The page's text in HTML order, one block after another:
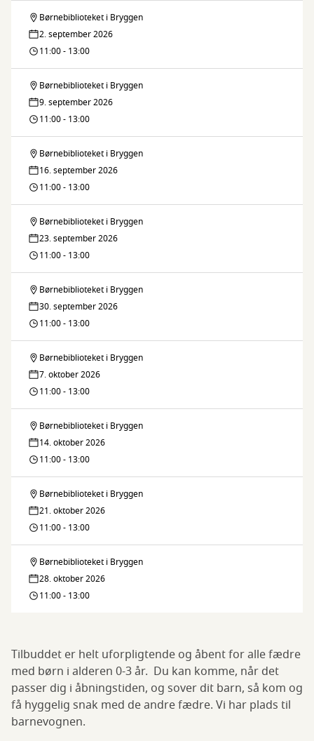
Fars
legestue
Børnebiblioteket i Bryggen
2. september 2026
11:00 - 13:00
Fars
legestue
Børnebiblioteket i Bryggen
9. september 2026
11:00 - 13:00
Fars
legestue
Børnebiblioteket i Bryggen
16. september 2026
11:00 - 13:00
Fars
legestue
Børnebiblioteket i Bryggen
23. september 2026
11:00 - 13:00
Fars
legestue
Børnebiblioteket i Bryggen
30. september 2026
11:00 - 13:00
Fars
legestue
Børnebiblioteket i Bryggen
7. oktober 2026
11:00 - 13:00
Fars
legestue
Børnebiblioteket i Bryggen
14. oktober 2026
11:00 - 13:00
Fars
legestue
Børnebiblioteket i Bryggen
21. oktober 2026
11:00 - 13:00
Fars
legestue
Børnebiblioteket i Bryggen
28. oktober 2026
11:00 - 13:00
Tilbuddet er helt uforpligtende og åbent for alle fædre
med børn i alderen 0-3 år. Du kan komme, når det
passer dig i åbningstiden, og sover dit barn, så kom og
få hyggelig snak med de andre fædre. Vi har plads til
barnevognen.